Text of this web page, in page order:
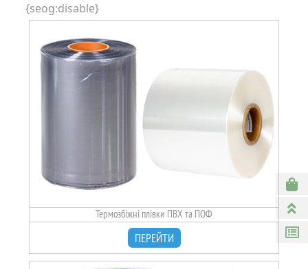
{seog:disable}
Термозбіжні плівки ПВХ та ПОФ
ПЕРЕЙТИ